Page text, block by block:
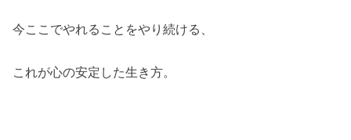
今ここでやれることをやり続ける、
これが心の安定した生き方。